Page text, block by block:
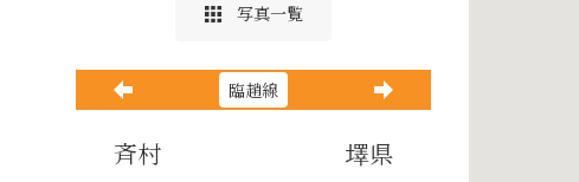
写真一覧
臨趙線
斉村 墿県